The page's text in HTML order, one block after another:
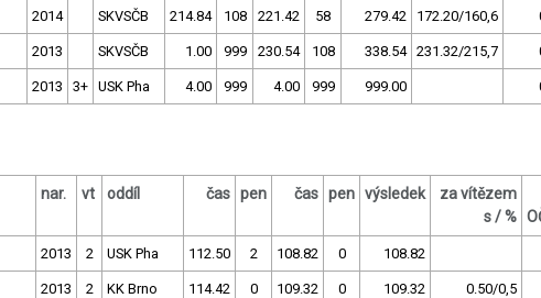
2014 SKVSČB 214.84 108 221.42 58 279.42 172.20/160,6
2013 SKVSČB 1.00 999 230.54 108 338.54 231.32/215,7
2013 3+ USK Pha 4.00 999 4.00 999 999.00
nar. vt oddíl čas pen čas pen výsledek
za vítězem
s / %
2013 2 USK Pha 112.50 2 108.82 0 108.82
2013 2 KK Brno 114.42 0 109.32 0 109.32 0.50/0,5